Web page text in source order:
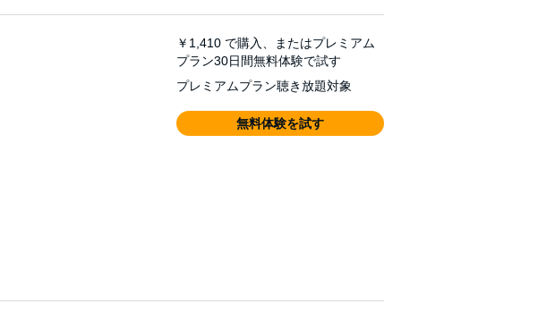
￥1,410 で購入、またはプレミアム
プラン30日間無料体験で試す
プレミアムプラン聴き放題対象
無料体験を試す